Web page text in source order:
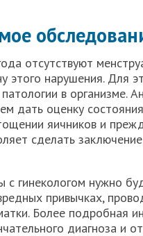
отсутствуют
этого нарушения. Для
в организме.
дать оценку
яичников и
сделать
с гинекологом нужно
привычках,
Более подробная
диагноза и